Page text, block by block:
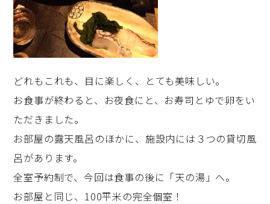
どれもこれも、目に楽しく、とても美味しい。
お食事が終わると、お夜食にと、お寿司とゆで卵をい
ただきました。
お部屋の露天風呂のほかに、施設内には３つの貸切風
呂があります。
全室予約制で、今回は食事の後に「天の湯」へ。
お部屋と同じ、100平米の完全個室！